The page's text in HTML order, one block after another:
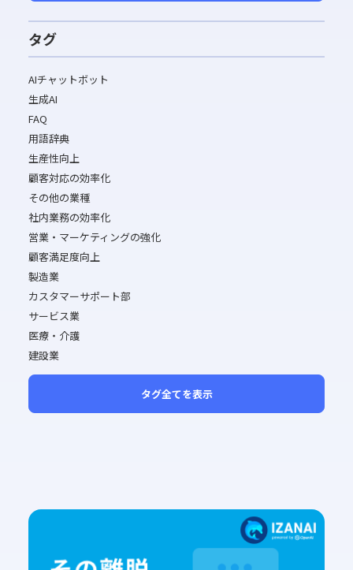
タグ
AIチャットボット
生成AI
FAQ
用語辞典
生産性向上
顧客対応の効率化
その他の業種
社内業務の効率化
営業・マーケティングの強化
顧客満足度向上
製造業
カスタマーサポート部
サービス業
医療・介護
建設業
タグ全てを表示